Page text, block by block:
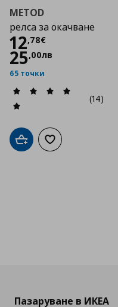
METOD
релса за окачване
12,78€
Цена
25,00лв
65 точки
(14)
Добави в кошницата
Добави към
Пазаруване в ИКЕА